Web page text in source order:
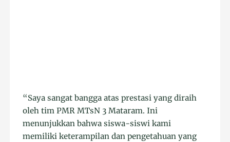
“Saya sangat bangga atas prestasi yang diraih
oleh tim PMR MTsN 3 Mataram. Ini
menunjukkan bahwa siswa-siswi kami
memiliki keterampilan dan pengetahuan yang